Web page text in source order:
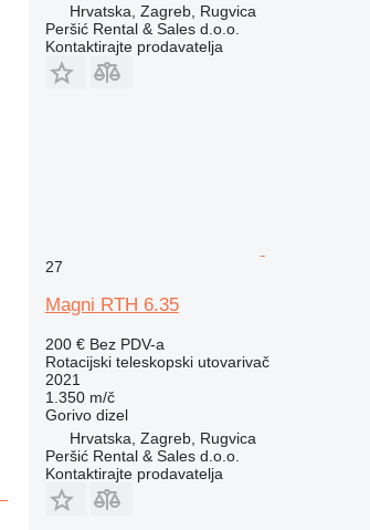
Hrvatska, Zagreb, Rugvica
Peršić Rental & Sales d.o.o.
Kontaktirajte prodavatelja
27
Magni RTH 6.35
200 € Bez PDV-a
Rotacijski teleskopski utovarivač
2021
1.350 m/č
Gorivo dizel
Hrvatska, Zagreb, Rugvica
Peršić Rental & Sales d.o.o.
Kontaktirajte prodavatelja